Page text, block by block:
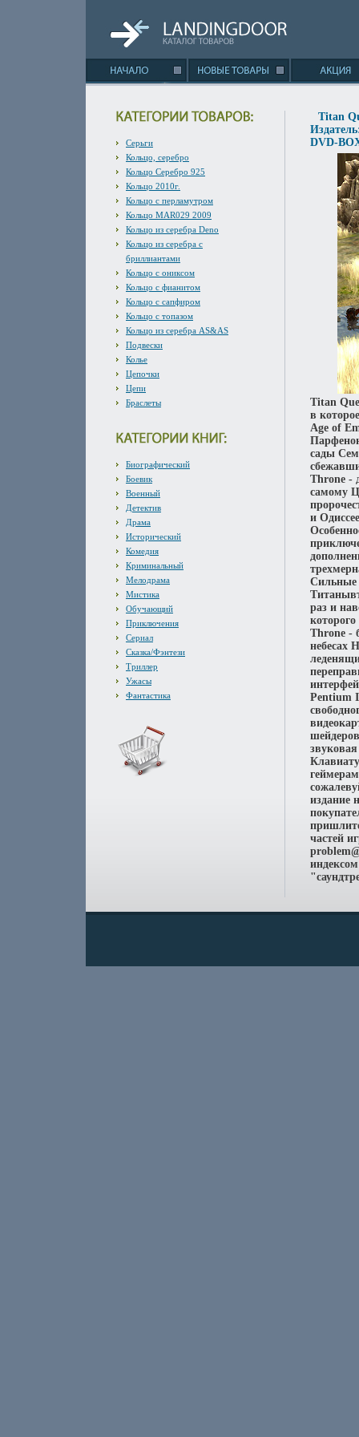
Серьги
Кольцо, серебро
Кольцо Серебро 925
Кольцо 2010г.
Кольцо с перламутром
Кольцо MAR029 2009
Кольцо из серебра Deno
Кольцо из серебра с
бриллиантами
Кольцо с ониксом
Кольцо с фианитом
Кольцо с сапфиром
Кольцо с топазом
Кольцо из серебра AS&AS
Подвески
Колье
Цепочки
Цепи
Браслеты
Биографический
Боевик
Военный
Детектив
Драма
Исторический
Комедия
Криминальный
Мелодрама
Мистика
Обучающий
Приключения
Сериал
Сказка/Фэнтези
Триллер
Ужасы
Фантастика
Titan
DVD-
Titan
в
Age of
сады
Throne -
самому
и
Сильные
раз и
Throne -
небесах
Pentium
издание
частей